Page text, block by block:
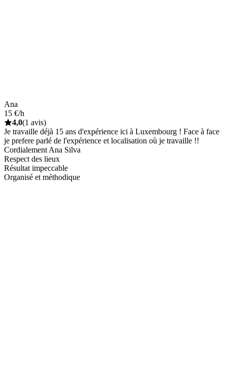
Ana
15 €/h
4,0(1 avis)
Je travaille déjà 15 ans d'expérience ici à Luxembourg ! Face à face
je prefere parlé de l'expérience et localisation où je travaille !!
Cordialement Ana Silva
Respect des lieux
Résultat impeccable
Organisé et méthodique